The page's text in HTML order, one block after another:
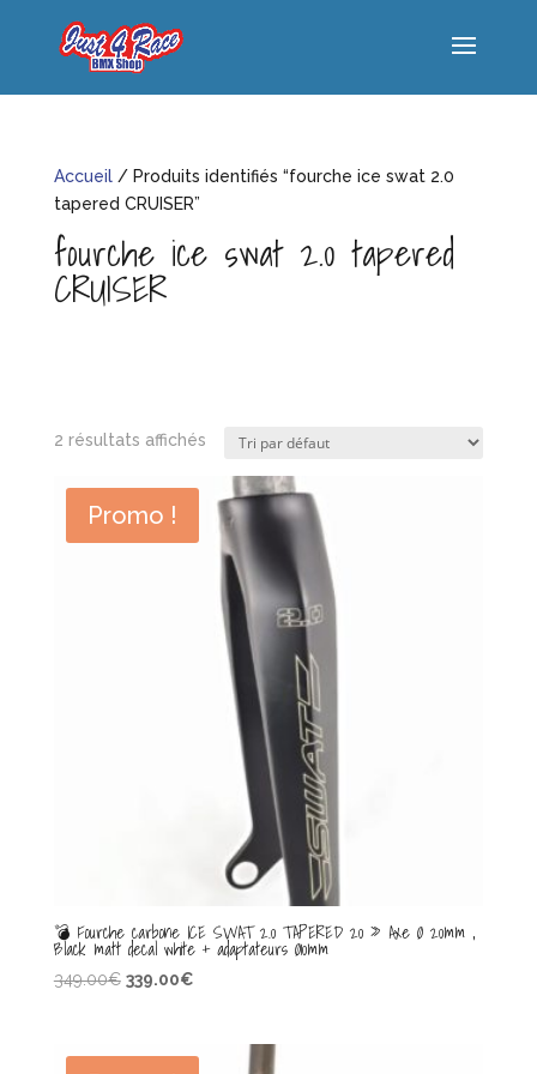
Accueil/ Produits identifiés “fourche ice swat 2.0
tapered CRUISER”
fourche ice swat 2.0 tapered
CRUISER
2 résultats affichés
Promo !
💣 Fourche carbone ICE SWAT 2.0 TAPERED 20 » Axe Ø 20mm ,
Black matt decal white + adaptateurs Ø10mm
349.00€ Le
était :
339.00€Le
est :